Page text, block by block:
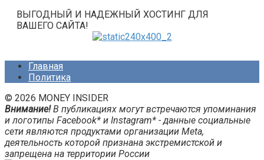
ВЫГОДНЫЙ И НАДЕЖНЫЙ ХОСТИНГ ДЛЯ
ВАШЕГО САЙТА!
Главная
Политика
© 2026 MONEY INSIDER
Внимание!В публикациях могут встречаются упоминания
и логотипы Facebook* и Instagram* - данные социальные
сети являются продуктами организации Meta,
деятельность которой признана экстремистской и
запрещена на территории России